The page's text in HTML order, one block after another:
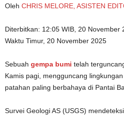
Oleh CHRIS MELORE, ASISTEN
Diterbitkan: 12:05 WIB, 20 November
Waktu Timur, 20 November 2025
Sebuah gempa bumi telah
Kamis pagi, mengguncang
patahan paling berbahaya di Pantai
Survei Geologi AS (USGS)